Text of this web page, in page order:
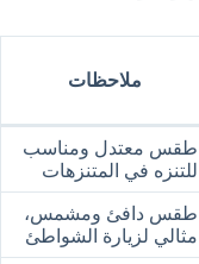
ملاحظات
طقس معتدل ومناسب
للتنزه في المتنزهات
طقس دافئ ومشمس،
مثالي لزيارة الشواطئ